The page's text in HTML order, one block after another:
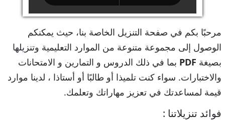
مرحبًا بكم في صفحة التنزيل الخاصة بنا، حيث يمكنكم
الوصول إلى مجموعة متنوعة من الموارد التعليمية وتنزيلها
بصيغة PDF بما في ذلك الدروس و التمارين و الامتحانات
والاختبارات. سواء كنت تلميذا أو طالبًا أو أستاذا ، لدينا موارد
قيمة لمساعدتك في تعزيز مهاراتك وتعلمك.
فوائد تنزيلاتنا :